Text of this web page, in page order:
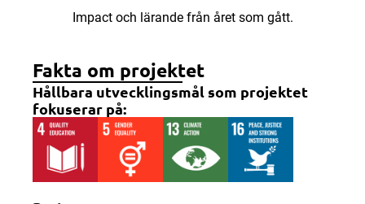
Impact och lärande från året som gått.
Fakta om projektet
Hållbara utvecklingsmål som projektet
fokuserar på: